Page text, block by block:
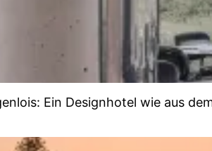
Ein Designhotel wie aus